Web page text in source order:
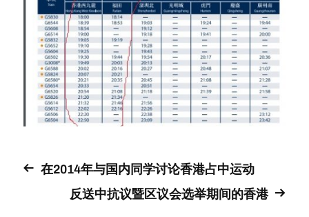
在2014年与国内同学讨论香港占中运动
反送中抗议暨区议会选举期间的香港